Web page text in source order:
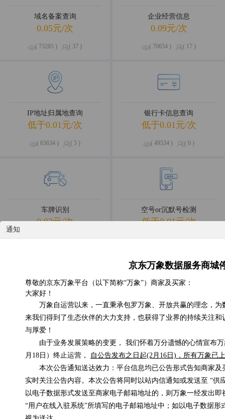
通知
京东万象数据服务商城
尊敬的京东万象平台（以下简称“万象”）商家及买家：
大家好！
万象自运营以来，一直秉承包罗万象、开放共赢的理念，
来我们得到了生态伙伴的大力支持，也获得了业界的持续关注
与厚爱！
由于业务发展策略的变更， 我们怀着万分遗憾的心情宣布
月18日）终止运营，
自公告发布之日起(2月16日)，所有万象已
本次公告通知送达效力：平台信息均已公告形式告知商家
实时关注公告内容。本次公告将同时以站内信通知或发送至 “供
以电子数据形式发送至商家电子邮箱地址的，则万象一经发出
“用户在线入驻系统”所填写的电子邮箱地址中；如以电子数据
域名备案查询
0.05元/次
( 73285 ) ( 37 )
企业经营信息
0.09元/次
( 70654 ) ( 17 )
IP地址归属地查询
低于0.01元/次
( 63634 ) ( 5 )
银行卡信息查询
低于0.01元/次
( 49534 ) ( 0 )
车牌识别
0.02元/次
( 83693 ) ( 45 )
空号or沉默号检测
低于0.01元/次
( 58817 ) ( 0 )
手机归属地查询
低于0.01元/次
企业工商详情查询
0.08元/次
OCR银行卡识别
0.02元/次
快递查询